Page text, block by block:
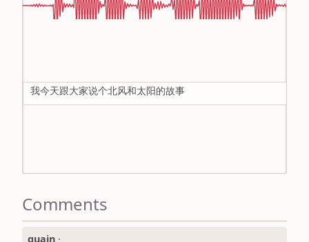
mandarin
我今天跟大家说个北风和太阳的故事
Comments
quain ·